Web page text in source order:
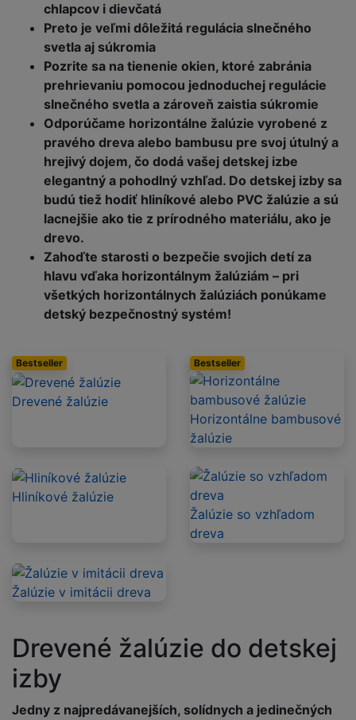
chlapcov i dievčatá
Preto je veľmi dôležitá regulácia slnečného
svetla aj súkromia
Pozrite sa na tienenie okien, ktoré zabránia
prehrievaniu pomocou jednoduchej regulácie
slnečného svetla a zároveň zaistia súkromie
Odporúčame horizontálne žalúzie vyrobené z
pravého dreva alebo bambusu pre svoj útulný a
hrejivý dojem, čo dodá vašej detskej izbe
elegantný a pohodlný vzhľad. Do detskej izby sa
budú tiež hodiť hliníkové alebo PVC žalúzie a sú
lacnejšie ako tie z prírodného materiálu, ako je
drevo.
Zahoďte starosti o bezpečie svojich detí za
hlavu vďaka horizontálnym žalúziám – pri
všetkých horizontálnych žalúziách ponúkame
detský bezpečnostný systém!
Bestseller
Drevené žalúzie
Bestseller
Horizontálne bambusové
žalúzie
Hliníkové žalúzie
Žalúzie so vzhľadom
dreva
Žalúzie v imitácii dreva
Drevené žalúzie do detskej
izby
Jedny z najpredávanejších, solídnych a jedinečných